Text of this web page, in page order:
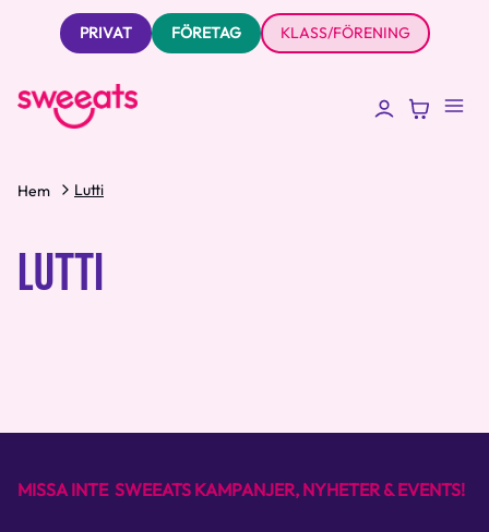
PRIVAT FÖRETAG KLASS/FÖRENING
Hem Lutti
LUTTI
MISSA INTE SWEEATS KAMPANJER, NYHETER & EVENTS!